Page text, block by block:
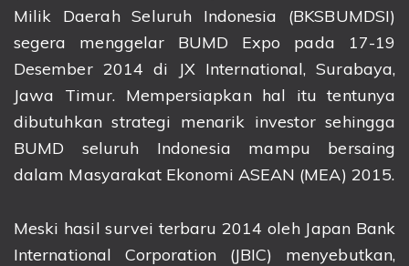
Milik Daerah Seluruh Indonesia (BKSBUMDSI)
segera menggelar BUMD Expo pada 17-19
Desember 2014 di JX International, Surabaya,
Jawa Timur. Mempersiapkan hal itu tentunya
dibutuhkan strategi menarik investor sehingga
BUMD seluruh Indonesia mampu bersaing
dalam Masyarakat Ekonomi ASEAN (MEA) 2015.
Meski hasil survei terbaru 2014 oleh Japan Bank
International Corporation (JBIC) menyebutkan,